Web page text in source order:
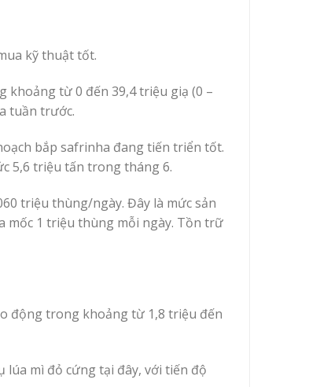
kỹ thuật tốt.
khoảng từ 0 đến 39,4 triệu giạ (0 –
tuần trước.
bắp safrinha đang tiến triển tốt.
5,6 triệu tấn trong tháng 6.
triệu thùng/ngày. Đây là mức sản
mốc 1 triệu thùng mỗi ngày. Tồn trữ
động trong khoảng từ 1,8 triệu đến
lúa mì đỏ cứng tại đây, với tiến độ